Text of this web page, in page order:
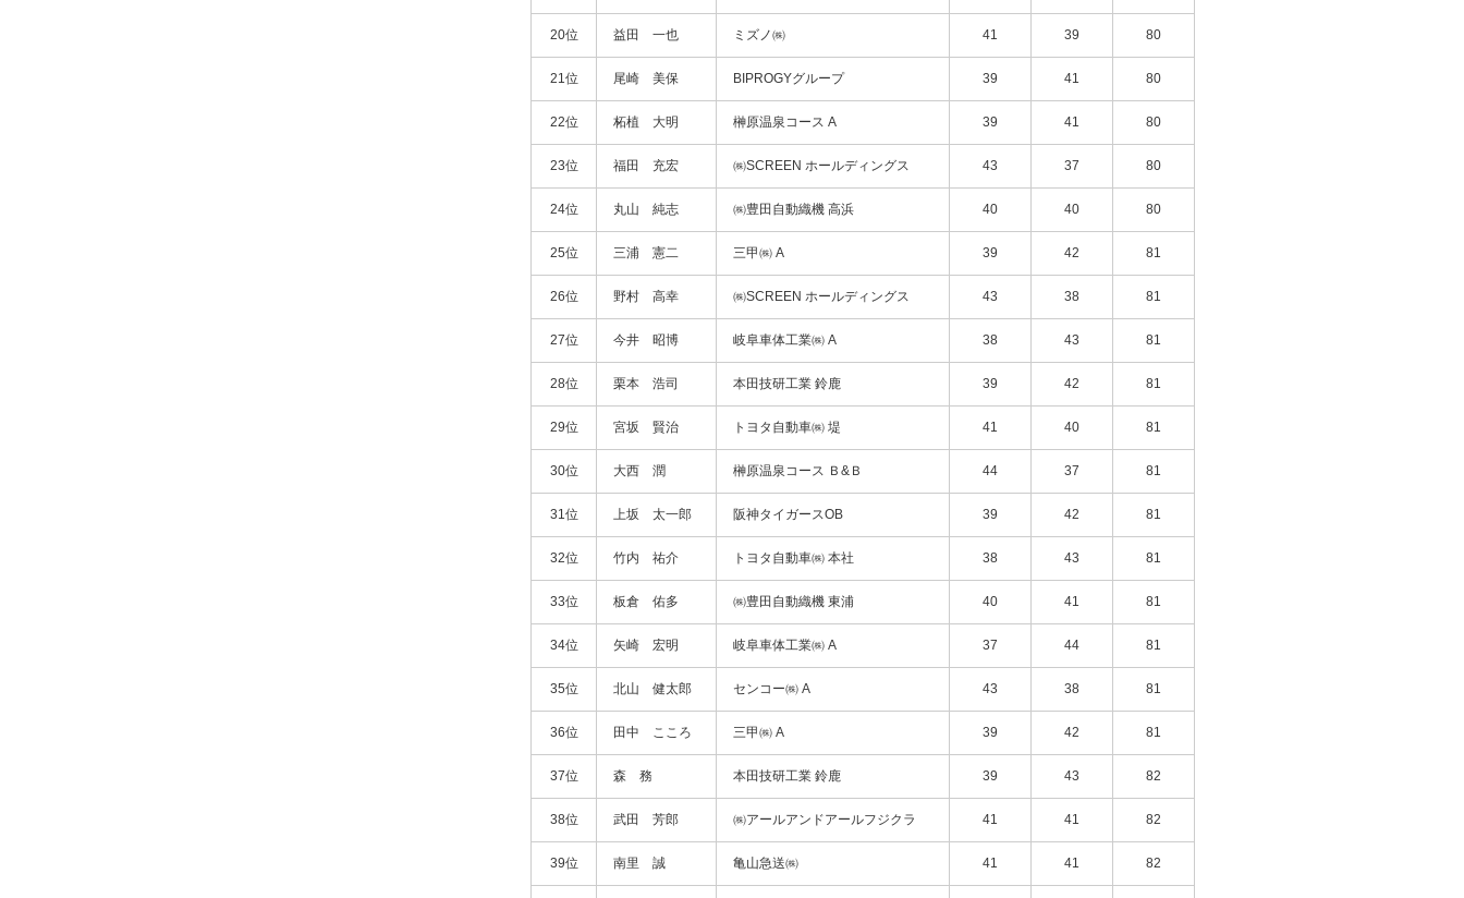
20位 益田 一也 ミズノ㈱ 41 39 80
21位 尾崎 美保 BIPROGYグループ 39 41 80
22位 柘植 大明 榊原温泉コース A 39 41 80
23位 福田 充宏 ㈱SCREEN ホールディングス 43 37 80
24位 丸山 純志 ㈱豊田自動織機 高浜 40 40 80
25位 三浦 憲二 三甲㈱ A 39 42 81
26位 野村 高幸 ㈱SCREEN ホールディングス 43 38 81
27位 今井 昭博 岐阜車体工業㈱ A 38 43 81
28位 栗本 浩司 本田技研工業 鈴鹿 39 42 81
29位 宮坂 賢治 トヨタ自動車㈱ 堤 41 40 81
30位 大西 潤 榊原温泉コース Ｂ&Ｂ 44 37 81
31位 上坂 太一郎 阪神タイガースOB 39 42 81
32位 竹内 祐介 トヨタ自動車㈱ 本社 38 43 81
33位 板倉 佑多 ㈱豊田自動織機 東浦 40 41 81
34位 矢崎 宏明 岐阜車体工業㈱ A 37 44 81
35位 北山 健太郎 センコー㈱ A 43 38 81
36位 田中 こころ 三甲㈱ A 39 42 81
37位 森 務 本田技研工業 鈴鹿 39 43 82
38位 武田 芳郎 ㈱アールアンドアールフジクラ 41 41 82
39位 南里 誠 亀山急送㈱ 41 41 82